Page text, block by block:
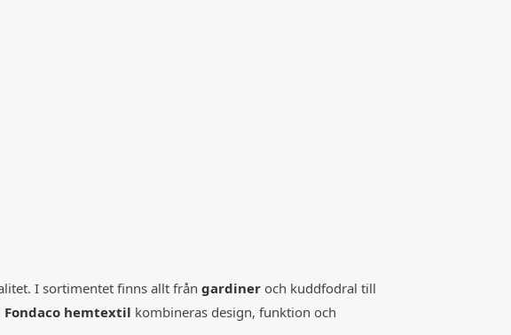
I sortimentet finns allt från gardiner och kuddfodral till
Fondaco hemtextil kombineras design, funktion och